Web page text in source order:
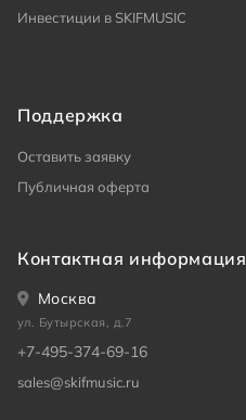
Инвестиции в SKIFMUSIC
Поддержка
Оставить заявку
Публичная оферта
Контактная информация
Москва
ул. Бутырская, д.7
+7-495-374-69-16
sales@skifmusic.ru